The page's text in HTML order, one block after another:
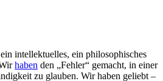
intellektuelles, ein philosophisches
haben den „Fehler“ gemacht, in einer
zu glauben. Wir haben geliebt –